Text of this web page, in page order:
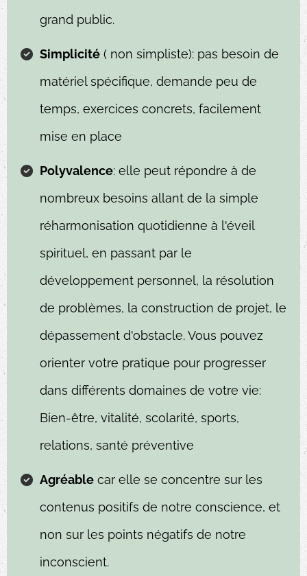
grand public.
Simplicité ( non simpliste): pas besoin de
matériel spécifique, demande peu de
temps, exercices concrets, facilement
mise en place
Polyvalence: elle peut répondre à de
nombreux besoins allant de la simple
réharmonisation quotidienne à l'éveil
spirituel, en passant par le
développement personnel, la résolution
de problèmes, la construction de projet, le
dépassement d'obstacle. Vous pouvez
orienter votre pratique pour progresser
dans différents domaines de votre vie:
Bien-être, vitalité, scolarité, sports,
relations, santé préventive
Agréable car elle se concentre sur les
contenus positifs de notre conscience, et
non sur les points négatifs de notre
inconscient.